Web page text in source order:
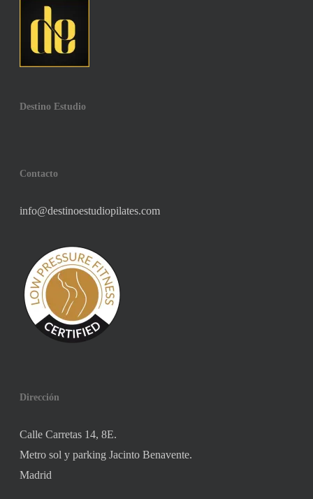
Destino Estudio
Contacto
info@destinoestudiopilates.com
Dirección
Calle Carretas 14, 8E.
Metro sol y parking Jacinto Benavente.
Madrid